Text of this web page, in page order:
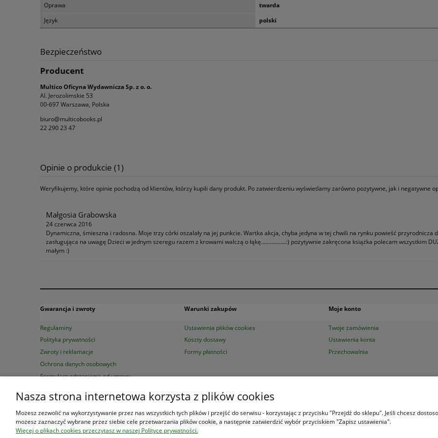
Oprawa
twarda
Język
polski
Bezpieczeństwo
Producent
Multico Oficyna Wydawnicza Sp. z o. o.
Al. Jerozolimskie 53
00-697 Warszawa, Polska
biuro@multicobooks.pl
22 290 23 47
Opinie o produkcie (1)
Weryfikujemy, które opinie pochodzą od klientów, którzy kupili dany produkt. Po zatwierdzeniu wyświetlamy zarówno pozytywne, jak i negatywne
Małgosia Grabowska
24 czerwca 2016
Dynamiczna, śmieszna i radosna. Moje trzy córki oszalały na jej punkcie. Wartka akcja, chyba jedyna w tej chwili na rynku powieść przyrodnicza
zasługująca na uwagę Dzieci w jednym szeregu razem z krowami walczą o łąkę.................:) pozytywnie zakręcona książka polecam wszystkim
małym :)
Gwarancja i zwroty
Regulaminy
Polityka prywatności
Zwroty i reklamacje
Ochrona danych osobowych
Formularz odstąpienia od umowy
Warunki zakupów
Ustawienia plików cookies
Koszty dostawy
Formy płatności
Moje konto
Twoje zamówienia
Ustawienia konta
Przechowalnia
Księgarnia Las Książek www.lasksiazek.pl
Księgarniajest czynna od poniedziałku do piątku w godzinach8:00 - 16:00
Nasza strona internetowa korzysta z plików cookies
Możesz zezwolić na wykorzystywanie przez nas wszystkich tych plików i przejść do serwisu - korzystając z przycisku "Przejdź do sklepu". Jeśli chcesz
możesz zaznaczyć wybrane przez siebie cele przetwarzania plików cookie, a następnie zatwierdzić wybór przyciskiem "Zapisz ustawienia".
Więcej o plikach cookies przeczytasz w naszej Polityce prywatności.